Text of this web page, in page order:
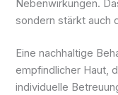
Nebenwirkungen.
sondern stärkt auch
Eine nachhaltige
empfindlicher Haut,
individuelle